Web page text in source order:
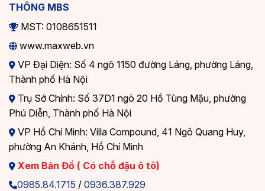
THÔNG MBS
MST: 0108651511
www.maxweb.vn
VP Đại Diện: Số 4 ngõ 1150 đường Láng, phường Láng,
Thành phố Hà Nội
Trụ Sở Chính: Số 37D1 ngõ 20 Hồ Tùng Mậu, phường
Phú Diễn, Thành phố Hà Nội
VP Hồ Chí Minh: Villa Compound, 41 Ngô Quang Huy,
phường An Khánh, Hồ Chí Minh
Xem Bản Đồ ( Có chỗ đậu ô tô)
0985.84.1715 / 0936.387.929